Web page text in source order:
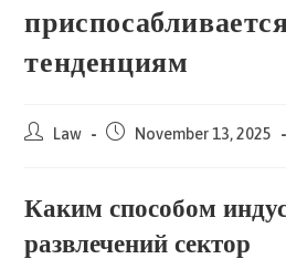
тенденциям
PostLaw
PostNovember 13, 2025
Каким способом
развлечений сектор